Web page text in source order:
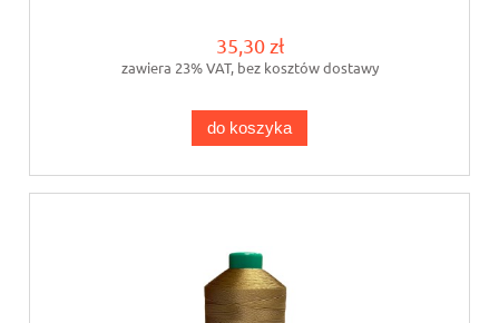
35,30 zł
zawiera 23% VAT, bez kosztów dostawy
do koszyka